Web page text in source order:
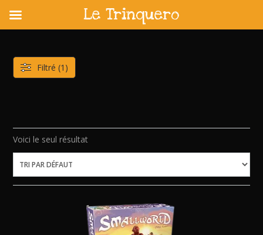
content
Voici le seul résultat
Filtré (1)
Le Trinquero